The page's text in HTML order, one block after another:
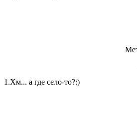
1.Хм... а где село-то?:)